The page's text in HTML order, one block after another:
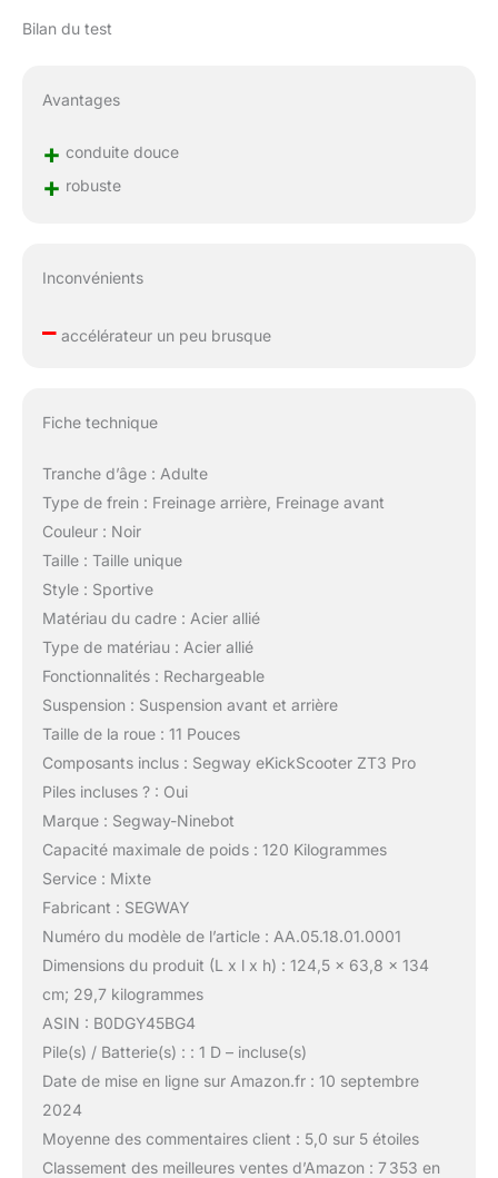
Bilan du test
Avantages
+ conduite douce
+ robuste
Inconvénients
–accélérateur un peu brusque
Fiche technique
Tranche d’âge : Adulte
Type de frein : Freinage arrière, Freinage avant
Couleur : Noir
Taille : Taille unique
Style : Sportive
Matériau du cadre : Acier allié
Type de matériau : Acier allié
Fonctionnalités : Rechargeable
Suspension : Suspension avant et arrière
Taille de la roue : 11 Pouces
Composants inclus : Segway eKickScooter ZT3 Pro
Piles incluses ? : Oui
Marque : Segway-Ninebot
Capacité maximale de poids : 120 Kilogrammes
Service : Mixte
Fabricant : SEGWAY
Numéro du modèle de l’article : AA.05.18.01.0001
Dimensions du produit (L x l x h) : 124,5 x 63,8 x 134
cm; 29,7 kilogrammes
ASIN : B0DGY45BG4
Pile(s) / Batterie(s) : : 1 D – incluse(s)
Date de mise en ligne sur Amazon.fr : 10 septembre
2024
Moyenne des commentaires client : 5,0 sur 5 étoiles
Classement des meilleures ventes d’Amazon : 7 353 en